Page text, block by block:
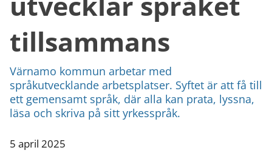
tillsammans
Värnamo kommun arbetar med
språkutvecklande arbetsplatser. Syftet är att få till
ett gemensamt språk, där alla kan prata, lyssna,
läsa och skriva på sitt yrkesspråk.
5 april 2025